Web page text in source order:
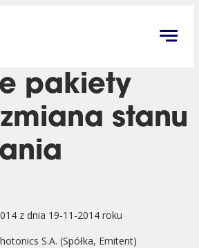
pakiety
stanu
z dnia 19-11-2014 roku
S.A. (Spółka, Emitent)